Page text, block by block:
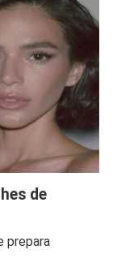
de
prepara